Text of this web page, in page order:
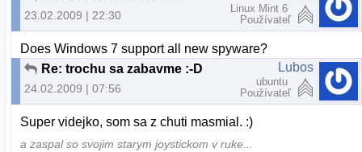
23.02.2009 | 22:30
Linux Mint 6
Používateľ
Does Windows 7 support all new spyware?
Re: trochu sa zabavme :-D
24.02.2009 | 07:56
Lubos
ubuntu
Používateľ
Super videjko, som sa z chuti masmial. :)
a zaspal so svojim starym joystickom v ruke...